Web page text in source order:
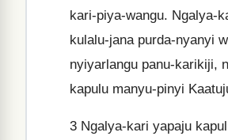
kari-piya-wangu. Ngalya-
kulalu-jana purda-nyanyi
nyiyarlangu panu-karikiji,
kapulu manyu-pinyi
3 Ngalya-kari yapaju